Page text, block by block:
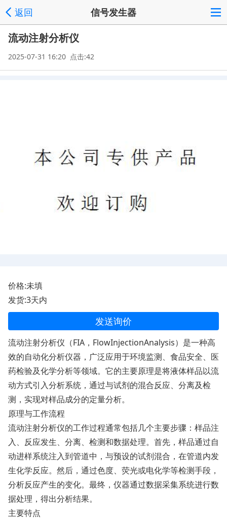
返回 信号发生器
流动注射分析仪
2025-07-31 16:20 点击:42
价格:未填
发货:3天内
发送询价
流动注射分析仪（FIA，FlowInjectionAnalysis）是一种高
效的自动化分析仪器，广泛应用于环境监测、食品安全、医
药检验及化学分析等领域。它的主要原理是将液体样品以流
动方式引入分析系统，通过与试剂的混合反应、分离及检
测，实现对样品成分的定量分析。
原理与工作流程
流动注射分析仪的工作过程通常包括几个主要步骤：样品注
入、反应发生、分离、检测和数据处理。首先，样品通过自
动进样系统注入到管道中，与预设的试剂混合，在管道内发
生化学反应。然后，通过色度、荧光或电化学等检测手段，
分析反应产生的变化。最终，仪器通过数据采集系统进行数
据处理，得出分析结果。
主要特点